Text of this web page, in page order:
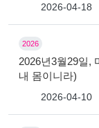
2026-04-18
2026
2026년3월29일,
내 몸이니라)
2026-04-10